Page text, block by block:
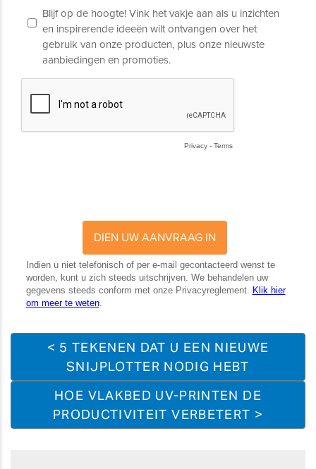
< 5 TEKENEN DAT U EEN NIEUWE
SNIJPLOTTER NODIG HEBT
HOE VLAKBED UV-PRINTEN DE
PRODUCTIVITEIT VERBETERT >